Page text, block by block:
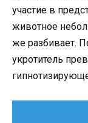
участие в
животное
же разбивает.
укротитель